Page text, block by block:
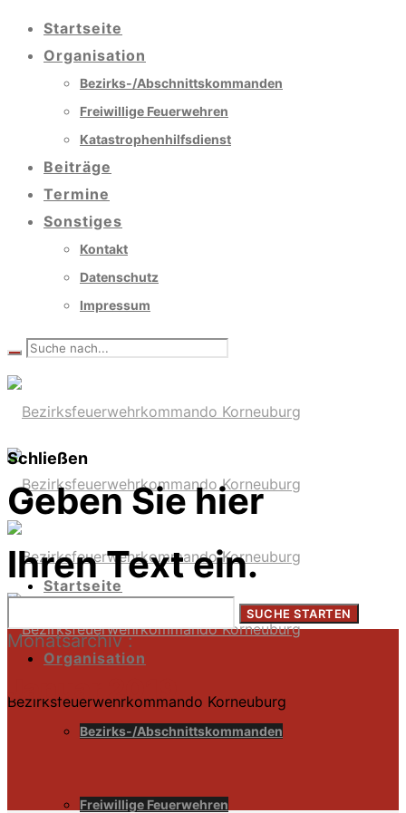
Startseite
Organisation
Bezirks-/Abschnittskommanden
Freiwillige Feuerwehren
Katastrophenhilfsdienst
Beiträge
Termine
Sonstiges
Kontakt
Datenschutz
Impressum
Bezirksfeuerwehrkommando Korneuburg
Startseite
Organisation
Bezirks-/Abschnittskommanden
Freiwillige Feuerwehren
Schließen
Geben Sie hier
Ihren Text ein.
Monatsarchiv :
Januar 2019